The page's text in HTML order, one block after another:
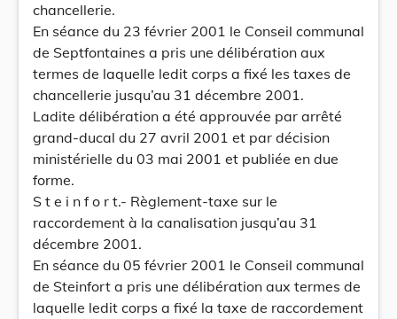
chancellerie.
En séance du 23 février 2001 le Conseil communal
de Septfontaines a pris une délibération aux
termes de laquelle ledit corps a fixé les taxes de
chancellerie jusqu’au 31 décembre 2001.
Ladite délibération a été approuvée par arrêté
grand-ducal du 27 avril 2001 et par décision
ministérielle du 03 mai 2001 et publiée en due
forme.
S t e i n f o r t.- Règlement-taxe sur le
raccordement à la canalisation jusqu’au 31
décembre 2001.
En séance du 05 février 2001 le Conseil communal
de Steinfort a pris une délibération aux termes de
laquelle ledit corps a fixé la taxe de raccordement